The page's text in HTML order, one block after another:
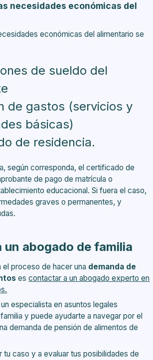
necesidades económicas del
económicas del alimentario se
de sueldo del
de gastos (servicios y
básicas)
de residencia.
según corresponda, el certificado de
de pago de matrícula o
educacional. Si fuera el caso,
graves o permanentes, y
abogado de familia
el proceso de hacer una demanda de
escontactar a un abogado experto en
especialista en asuntos legales
y puede ayudarte a navegar por el
demanda de pensión de alimentos de
tu caso y a evaluar tus posibilidades de